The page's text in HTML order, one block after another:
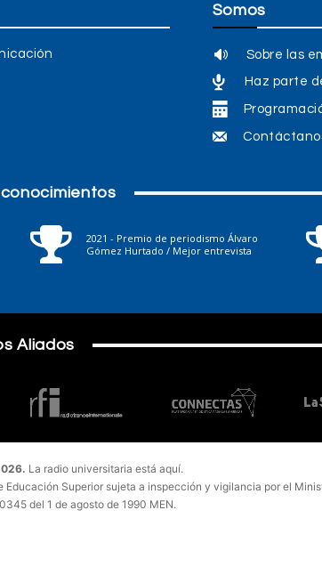
Somos
Sobre las
Haz parte
2021 - Premio de periodismo Álvaro
Gómez Hurtado / Mejor entrevista
Aliados
La radio universitaria está aquí.
Superior sujeta a inspección y vigilancia por el
del 1 de agosto de 1990 MEN.